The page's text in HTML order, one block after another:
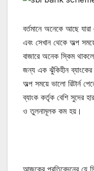
বর্তমানে অনেকে আছে
এবং সেখান থেকে অল্প
বাজারে অনেক স্কিম
জন্য এক ঝুঁকিহীন
অল্প সময়ে ভালো রিটার্ন
ব্যাংক কর্তৃক বেশি সুদের
ও তুলনামূলক কম হয়।